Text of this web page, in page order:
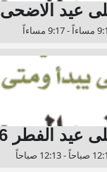
الاضحى 2022
الفطر 2026